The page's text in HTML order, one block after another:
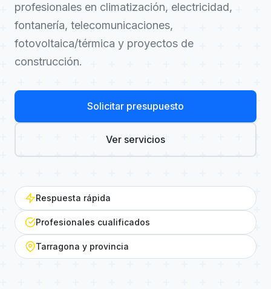
profesionales en climatización, electricidad,
fontanería, telecomunicaciones,
fotovoltaica/térmica y proyectos de
construcción.
Solicitar presupuesto
Ver servicios
Respuesta rápida
Profesionales cualificados
Tarragona y provincia